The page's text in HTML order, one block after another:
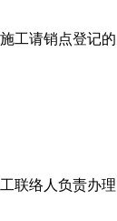
工请销点登记的
联络人负责办理